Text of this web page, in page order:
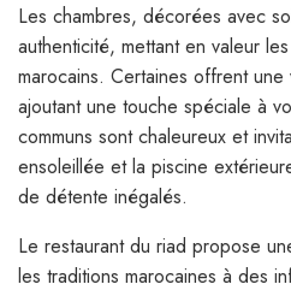
Les chambres, décorées avec
authenticité, mettant en valeur
marocains. Certaines offrent une
ajoutant une touche spéciale à
communs sont chaleureux et
ensoleillée et la piscine
de détente inégalés.
Le restaurant du riad propose
les traditions marocaines à des